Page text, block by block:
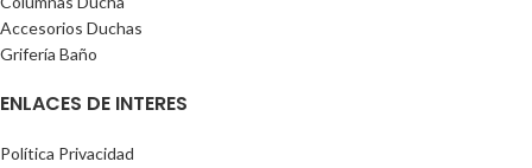
Accesorios Duchas
Grifería Baño
ENLACES DE INTERES
Política Privacidad